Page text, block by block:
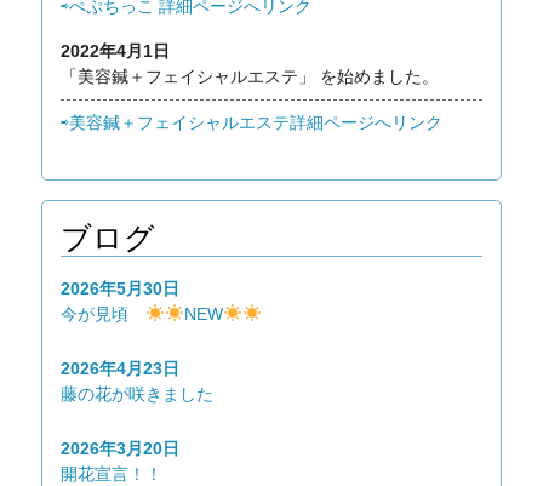
⇨ぺぷちっこ 詳細ページへリンク
2022年4月1日
「美容鍼＋フェイシャルエステ」 を始めました。
⇨美容鍼＋フェイシャルエステ詳細ページへリンク
ブログ
2026年5月30日
今が見頃
NEW
2026年4月23日
藤の花が咲きました
2026年3月20日
開花宣言！！